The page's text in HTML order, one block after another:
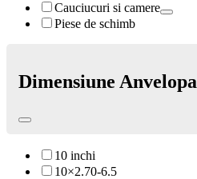
Cauciucuri si camere
Piese de schimb
Dimensiune Anvelopa
10 inchi
10×2.70-6.5